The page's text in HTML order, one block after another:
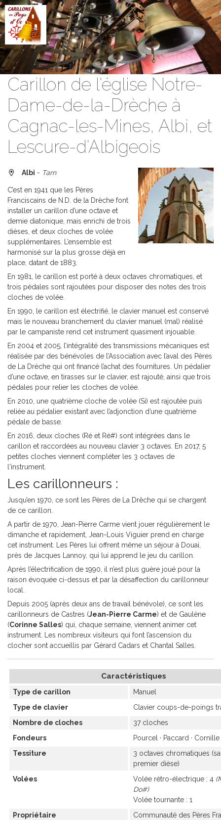
Aller au contenu principal
Carillon de l'église Notre-
Dame-de-la-Drèche à
Cagnac-les-Mines, Albi, et
Lescure-d'Albigeois
Albi - Tarn
C’est en 1941 que les Pères
Franciscains de N.D. de la Drèche font
installer un carillon d’une octave et
demie diatonique, mais enrichi de trois
dièses, et deux cloches de volée
supplémentaires. L’ensemble est
harmonisé sur la plus grosse déjà en
place, datant de 1883.
En 1981, le carillon est porté à deux octaves chromatiques, et
trois pédales sont rajoutées pour disposer des notes des trois
cloches de volée.
En 1990, le carillon est électrifié, le clavier manuel est conservé
mais le nouveau branchement du clavier manuel (mal) réalisé
par le campaniste rend cet instrument quasiment injouable.
En 2004 et 2005, l’intégralité des transmissions mécaniques est
réalisée par des bénévoles de l’Association avec l’aval des Pères
de La Drèche qui ont financé l’achat des fournitures. Un pédalier
d’une octave, en tirasses sur le clavier, est rajouté, ainsi que trois
pédales pour relier les cloches de volée.
En 2010, une quatrième cloche de volée (Si) est rajoutée puis
reliée au pédalier existant avec l’adjonction d’une quatrième
pédale de basse.
En 2016, deux cloches (Ré et Ré#) sont intégrées dans le
carillon et raccordées au nouveau clavier 3 octaves. En 2017, 5
petites cloches viennent compléter les 3 octaves de
l'instrument.
Les carillonneurs :
Jusqu’en 1970, ce sont les Pères de La Drêche qui se chargent
de ce carillon.
A partir de 1970, Jean-Pierre Carme vient jouer régulièrement le
dimanche et rapidement, Jean-Louis Viguier prend en charge
cet instrument. Les Pères lui offrent même un séjour à Douai,
près de Jacques Lannoy, qui lui apprend le jeu du carillon.
Après l’électrification de 1990, il n’est plus guère joué pour la
raison évoquée ci-dessus et par la désaffection du carillonneur
local.
Depuis 2005 (après deux ans de travail bénévole), ce sont les
carillonneurs de Castres (Jean-Pierre Carme) et de Gaulène
(Corinne Salles) qui, chaque semaine, viennent animer cet
instrument. Les nombreux visiteurs qui font l’ascension du
clocher sont accueillis par Gérard Cadars et Chantal Salles.
Caractéristiques
Type de carillon
Manuel
Type de clavier
Clavier coups-de-poings
Nombre de cloches
37 cloches
Fondeurs
Pourcel Paccard
Cornille
Tessiture
3 octaves chromatiques
premier dièse)
Volées
Volée rétro-électrique 4
Do#
Volée tournante
1
Propriétaire
Communauté des Pères